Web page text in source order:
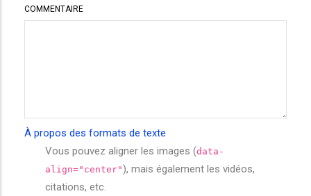
COMMENTAIRE
À propos des formats de texte
Vous pouvez aligner les images (data-
align="center"), mais également les vidéos,
citations, etc.